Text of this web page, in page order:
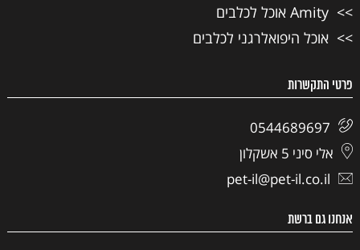
Amity אוכל לכלבים
אוכל היפואלרגני לכלבים
פרטי התקשרות
0544689697
אלי סיני 5 אשקלון
pet-il@pet-il.co.il
אנחנו גם ברשת